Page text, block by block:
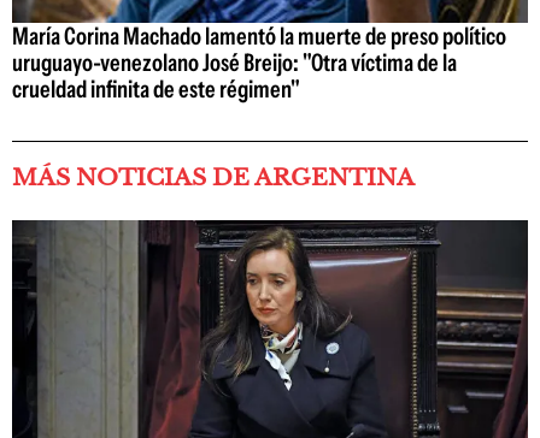
María Corina Machado lamentó la muerte de preso político
uruguayo-venezolano José Breijo: "Otra víctima de la
crueldad infinita de este régimen"
MÁS NOTICIAS DE ARGENTINA